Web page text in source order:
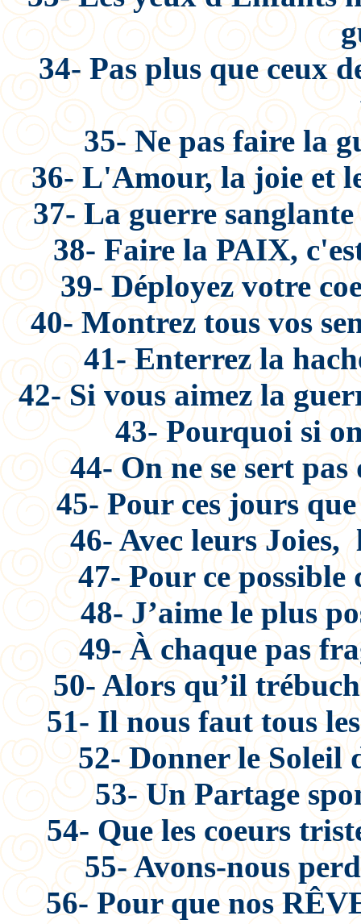
34- Pas plus que ceux
35- Ne pas faire la
36- L'Amour, la joie et
37- La guerre
38- Faire la PAIX,
39- Déployez votre
40- Montrez tous vos
41- Enterrez la
42- Si vous aimez la
43- Pourquoi si
44- On ne se sert
45- Pour ces jours
46- Avec leurs
47- Pour ce possible
48- J’aime le plus
49- À chaque pas
50- Alors qu’il
51- Il nous faut tous
52- Donner le Soleil
53- Un Partage
54- Que les coeurs
55- Avons-nous
56- Pour que nos